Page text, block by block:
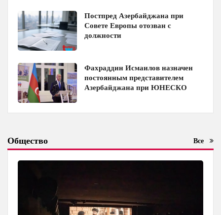
Постпред Азербайджана при
Совете Европы отозван с
должности
Фахраддин Исмаилов назначен
постоянным представителем
Азербайджана при ЮНЕСКО
Общество Все